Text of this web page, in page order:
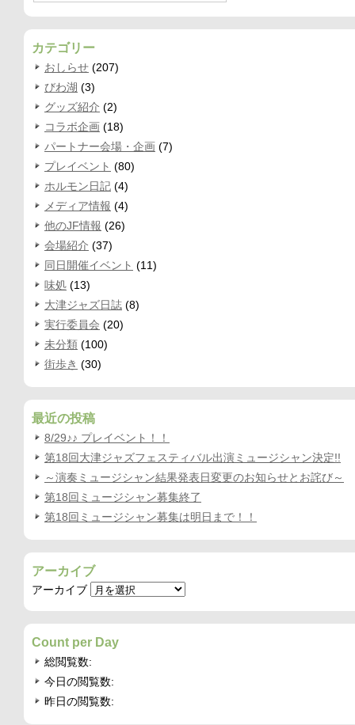
カテゴリー
おしらせ (207)
びわ湖 (3)
グッズ紹介 (2)
コラボ企画 (18)
パートナー会場・企画 (7)
プレイベント (80)
ホルモン日記 (4)
メディア情報 (4)
他のJF情報 (26)
会場紹介 (37)
同日開催イベント (11)
味処 (13)
大津ジャズ日誌 (8)
実行委員会 (20)
未分類 (100)
街歩き (30)
最近の投稿
8/29♪♪ プレイベント！！
第18回大津ジャズフェスティバル出演ミュージシャン決定!!
～演奏ミュージシャン結果発表日変更のお知らせとお詫び～
第18回ミュージシャン募集終了
第18回ミュージシャン募集は明日まで！！
アーカイブ
アーカイブ
Count per Day
総閲覧数:
今日の閲覧数:
昨日の閲覧数: